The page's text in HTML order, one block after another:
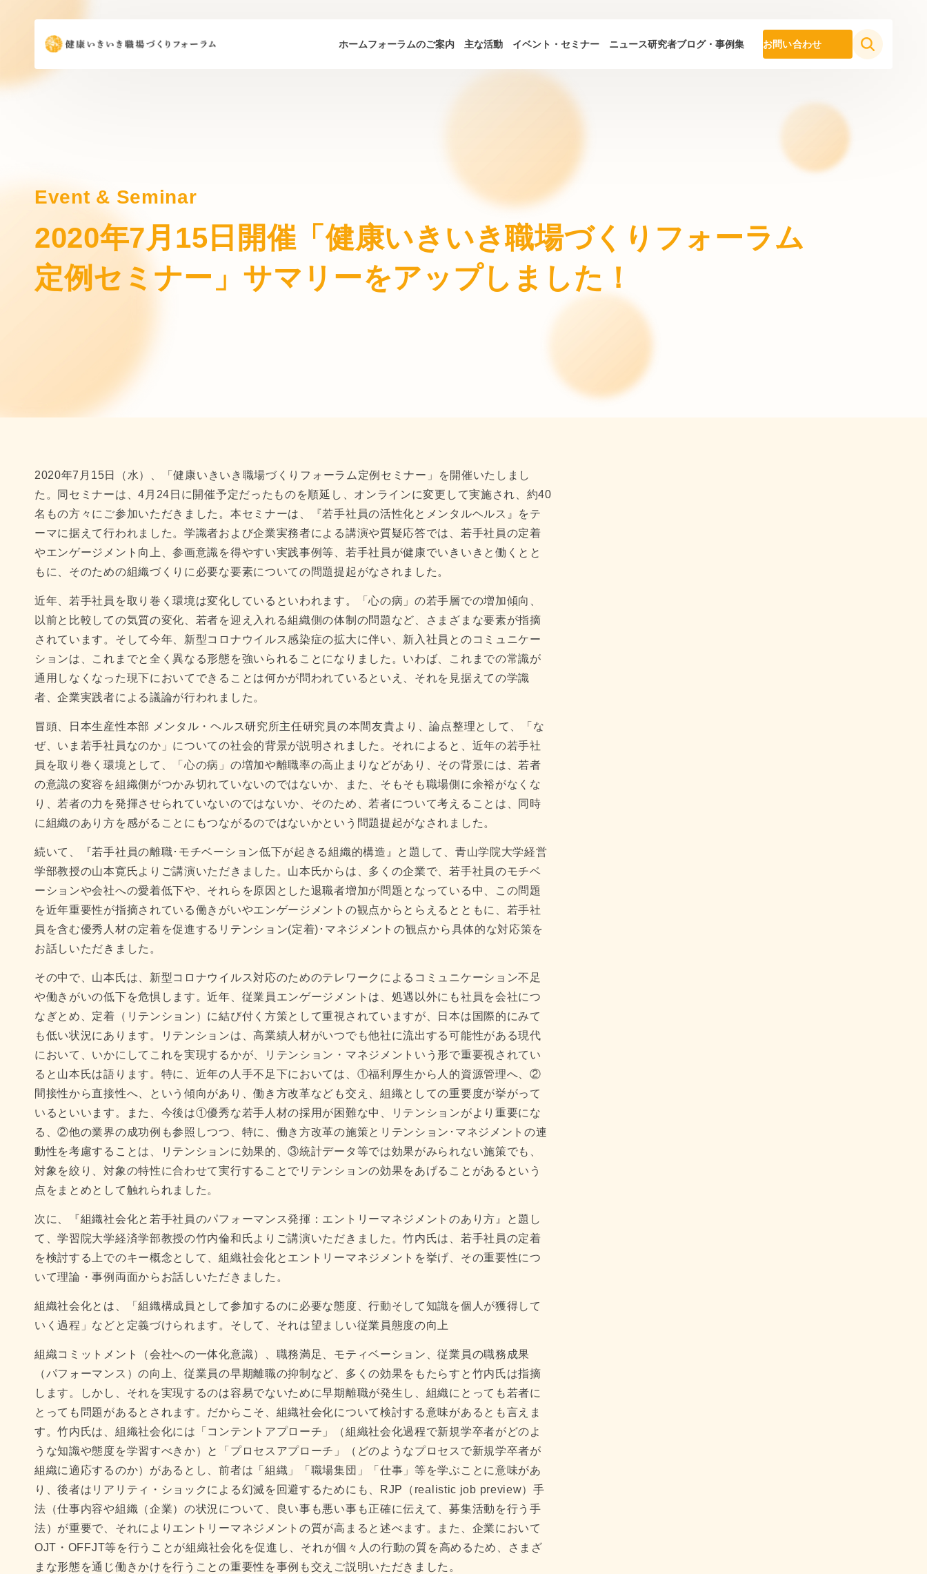
ホームフォーラムのご案内 主な活動 イベント・セミナー ニュース研究者ブログ・事例集 お問い合わせ
Event & Seminar
2020年7月15日開催「健康いきいき職場づくりフォーラム
定例セミナー」サマリーをアップしました！
2020年7月15日（水）、「健康いきいき職場づくりフォーラム定例セミナー」を開催いたしまし
た。同セミナーは、4月24日に開催予定だったものを順延し、オンラインに変更して実施され、約40
名もの方々にご参加いただきました。本セミナーは、『若手社員の活性化とメンタルヘルス』をテ
ーマに据えて行われました。学識者および企業実務者による講演や質疑応答では、若手社員の定着
やエンゲージメント向上、参画意識を得やすい実践事例等、若手社員が健康でいきいきと働くとと
もに、そのための組織づくりに必要な要素についての問題提起がなされました。
近年、若手社員を取り巻く環境は変化しているといわれます。「心の病」の若手層での増加傾向、
以前と比較しての気質の変化、若者を迎え入れる組織側の体制の問題など、さまざまな要素が指摘
されています。そして今年、新型コロナウイルス感染症の拡大に伴い、新入社員とのコミュニケー
ションは、これまでと全く異なる形態を強いられることになりました。いわば、これまでの常識が
通用しなくなった現下においてできることは何かが問われているといえ、それを見据えての学識
者、企業実践者による議論が行われました。
冒頭、日本生産性本部 メンタル・ヘルス研究所主任研究員の本間友貴より、論点整理として、「な
ぜ、いま若手社員なのか」についての社会的背景が説明されました。それによると、近年の若手社
員を取り巻く環境として、「心の病」の増加や離職率の高止まりなどがあり、その背景には、若者
の意識の変容を組織側がつかみ切れていないのではないか、また、そもそも職場側に余裕がなくな
り、若者の力を発揮させられていないのではないか、そのため、若者について考えることは、同時
に組織のあり方を感がることにもつながるのではないかという問題提起がなされました。
続いて、『若手社員の離職･モチベーション低下が起きる組織的構造』と題して、青山学院大学経営
学部教授の山本寛氏よりご講演いただきました。山本氏からは、多くの企業で、若手社員のモチベ
ーションや会社への愛着低下や、それらを原因とした退職者増加が問題となっている中、この問題
を近年重要性が指摘されている働きがいやエンゲージメントの観点からとらえるとともに、若手社
員を含む優秀人材の定着を促進するリテンション(定着)･マネジメントの観点から具体的な対応策を
お話しいただきました。
その中で、山本氏は、新型コロナウイルス対応のためのテレワークによるコミュニケーション不足
や働きがいの低下を危惧します。近年、従業員エンゲージメントは、処遇以外にも社員を会社につ
なぎとめ、定着（リテンション）に結び付く方策として重視されていますが、日本は国際的にみて
も低い状況にあります。リテンションは、高業績人材がいつでも他社に流出する可能性がある現代
において、いかにしてこれを実現するかが、リテンション・マネジメントいう形で重要視されてい
ると山本氏は語ります。特に、近年の人手不足下においては、①福利厚生から人的資源管理へ、②
間接性から直接性へ、という傾向があり、働き方改革なども交え、組織としての重要度が挙がって
いるといいます。また、今後は①優秀な若手人材の採用が困難な中、リテンションがより重要にな
る、②他の業界の成功例も参照しつつ、特に、働き方改革の施策とリテンション･マネジメントの連
動性を考慮することは、リテンションに効果的、③統計データ等では効果がみられない施策でも、
対象を絞り、対象の特性に合わせて実行することでリテンションの効果をあげることがあるという
点をまとめとして触れられました。
次に、『組織社会化と若手社員のパフォーマンス発揮：エントリーマネジメントのあり方』と題し
て、学習院大学経済学部教授の竹内倫和氏よりご講演いただきました。竹内氏は、若手社員の定着
を検討する上でのキー概念として、組織社会化とエントリーマネジメントを挙げ、その重要性につ
いて理論・事例両面からお話しいただきました。
組織社会化とは、「組織構成員として参加するのに必要な態度、行動そして知識を個人が獲得して
いく過程」などと定義づけられます。そして、それは望ましい従業員態度の向上
組織コミットメント（会社への一体化意識）、職務満足、モティベーション、従業員の職務成果
（パフォーマンス）の向上、従業員の早期離職の抑制など、多くの効果をもたらすと竹内氏は指摘
します。しかし、それを実現するのは容易でないために早期離職が発生し、組織にとっても若者に
とっても問題があるとされます。だからこそ、組織社会化について検討する意味があるとも言えま
す。竹内氏は、組織社会化には「コンテントアプローチ」（組織社会化過程で新規学卒者がどのよ
うな知識や態度を学習すべきか）と「プロセスアプローチ」（どのようなプロセスで新規学卒者が
組織に適応するのか）があるとし、前者は「組織」「職場集団」「仕事」等を学ぶことに意味があ
り、後者はリアリティ・ショックによる幻滅を回避するためにも、RJP（realistic job preview）手
法（仕事内容や組織（企業）の状況について、良い事も悪い事も正確に伝えて、募集活動を行う手
法）が重要で、それによりエントリーマネジメントの質が高まると述べます。また、企業において
OJT・OFFJT等を行うことが組織社会化を促進し、それが個々人の行動の質を高めるため、さまざ
まな形態を通じ働きかけを行うことの重要性を事例も交えご説明いただきました。